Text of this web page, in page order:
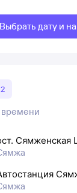
Выбрать дату и
Сямженская